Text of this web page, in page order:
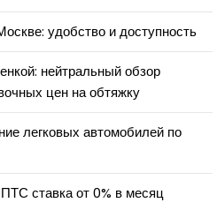
удобство и доступность
нейтральный обзор
цен на обтяжку
легковых автомобилей по
ставка от 0% в месяц